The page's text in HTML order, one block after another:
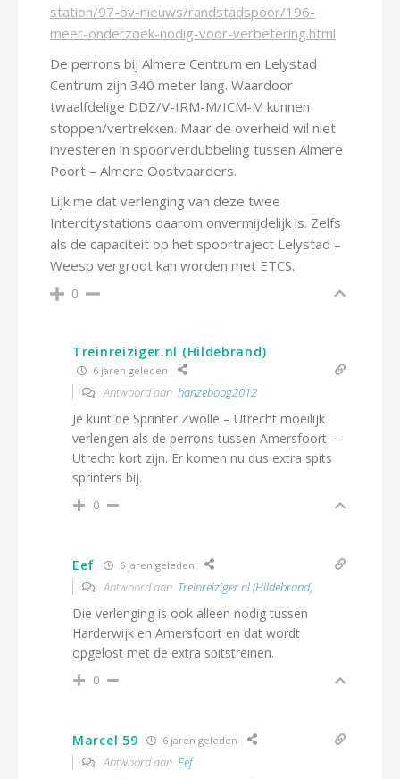
station/97-ov-nieuws/randstadspoor/196-
meer-onderzoek-nodig-voor-verbetering.html
De perrons bij Almere Centrum en Lelystad
Centrum zijn 340 meter lang. Waardoor
twaalfdelige DDZ/V-IRM-M/ICM-M kunnen
stoppen/vertrekken. Maar de overheid wil niet
investeren in spoorverdubbeling tussen Almere
Poort – Almere Oostvaarders.
Lijk me dat verlenging van deze twee
Intercitystations daarom onvermijdelijk is. Zelfs
als de capaciteit op het spoortraject Lelystad –
Weesp vergroot kan worden met ETCS.
0
Treinreiziger.nl (Hildebrand)
6 jaren geleden
Antwoord aan hanzeboog2012
Je kunt de Sprinter Zwolle – Utrecht moeilijk
verlengen als de perrons tussen Amersfoort –
Utrecht kort zijn. Er komen nu dus extra spits
sprinters bij.
0
Eef 6 jaren geleden
Antwoord aan Treinreiziger.nl (Hildebrand)
Die verlenging is ook alleen nodig tussen
Harderwijk en Amersfoort en dat wordt
opgelost met de extra spitstreinen.
0
Marcel 59 6 jaren geleden
Antwoord aan Eef